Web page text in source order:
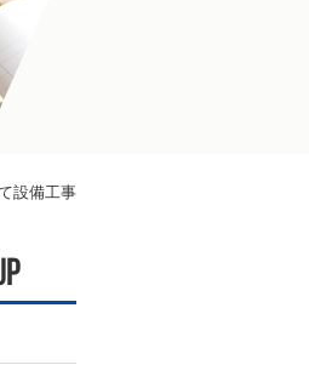
設備工事